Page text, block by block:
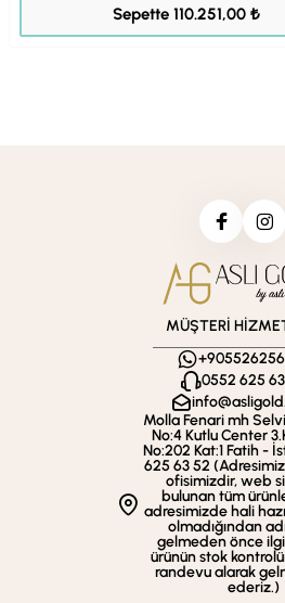
Sepette 110.251,00 ₺
MÜŞTERİ
0552 625
Molla Fenari mh
No:4 Kutlu Center
No:202 Kat:1 Fatih -
625 63 52
ofisimizdir, web
bulunan tüm
adresimizde hali
olmadığından
gelmeden önce
ürünün stok
randevu alarak
ederiz.)